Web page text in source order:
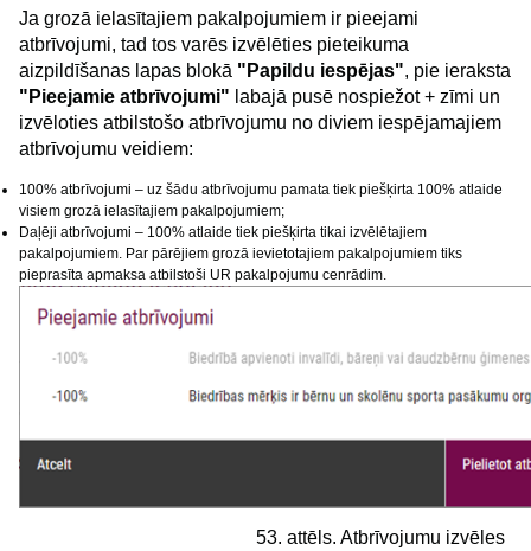
Ja grozā ielasītajiem pakalpojumiem ir pieejami
atbrīvojumi, tad tos varēs izvēlēties pieteikuma
aizpildīšanas lapas blokā "Papildu iespējas", pie ieraksta
"Pieejamie atbrīvojumi" labajā pusē nospiežot + zīmi un
izvēloties atbilstošo atbrīvojumu no diviem iespējamajiem
atbrīvojumu veidiem:
100% atbrīvojumi – uz šādu atbrīvojumu pamata tiek piešķirta 100% atlaide
visiem grozā ielasītajiem pakalpojumiem;
Daļēji atbrīvojumi – 100% atlaide tiek piešķirta tikai izvēlētajiem
pakalpojumiem. Par pārējiem grozā ievietotajiem pakalpojumiem tiks
pieprasīta apmaksa atbilstoši UR pakalpojumu cenrādim.
53. attēls. Atbrīvojumu izvēles